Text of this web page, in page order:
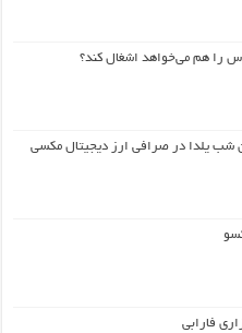
را هم می‌خواهد اشغال کند؟
شب یلدا در صرافی ارز دیجیتال مکسی
فارابی